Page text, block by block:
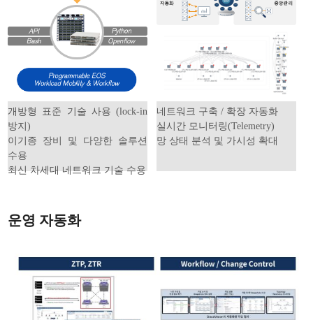
개방형 표준 기술 사용 (lock-in
방지)
이기종 장비 및 다양한 솔루션
수용
최신 차세대 네트워크 기술 수용
네트워크 구축 / 확장 자동화
실시간 모니터링(Telemetry)
망 상태 분석 및 가시성 확대
운영 자동화